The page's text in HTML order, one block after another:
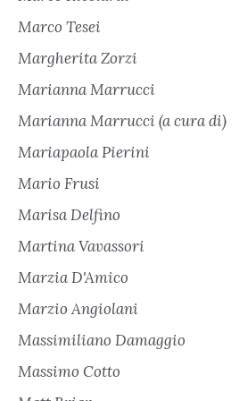
Marco Tesei
Margherita Zorzi
Marianna Marrucci
Marianna Marrucci (a cura di)
Mariapaola Pierini
Mario Frusi
Marisa Delfino
Martina Vavassori
Marzia D'Amico
Marzio Angiolani
Massimiliano Damaggio
Massimo Cotto